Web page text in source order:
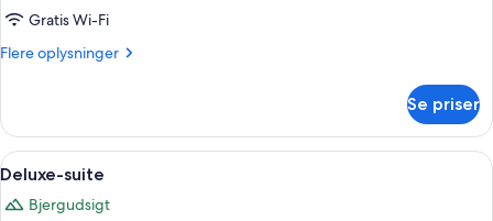
Gratis Wi-Fi
Flere oplysninger
Flere
dobbeltværelse
Se priser
Indlæs
alle
billeder
Deluxe-suite | Premium-sengetøj,
22
Deluxe-suite
Bjergudsigt